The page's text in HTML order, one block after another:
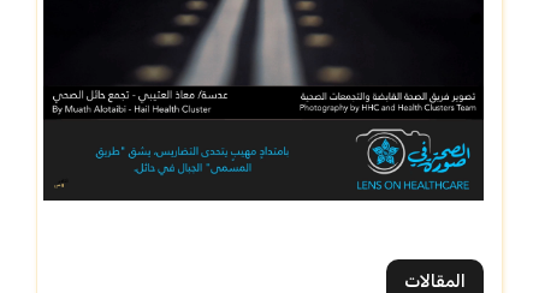
المقالات